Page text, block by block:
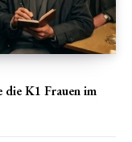
die K1 Frauen im